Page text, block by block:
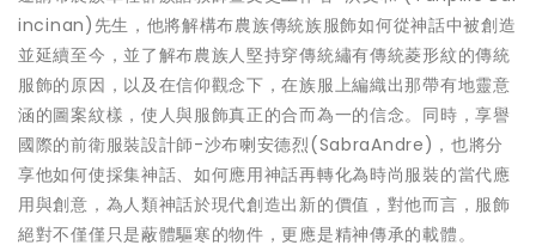
incinan)先生，他將解構布農族傳統族服飾如何從神話中被創造
並延續至今，並了解布農族人堅持穿傳統繡有傳統菱形紋的傳統
服飾的原因，以及在信仰觀念下，在族服上編織出那帶有地靈意
涵的圖案紋樣，使人與服飾真正的合而為一的信念。同時，享譽
國際的前衛服裝設計師-沙布喇安德烈(SabraAndre)，也將分
享他如何使採集神話、如何應用神話再轉化為時尚服裝的當代應
用與創意，為人類神話於現代創造出新的價值，對他而言，服飾
絕對不僅僅只是蔽體驅寒的物件，更應是精神傳承的載體。